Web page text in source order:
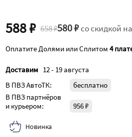
588 ₽ 658 ₽580 ₽со скидкой
Оплатите Долями или Сплитом4
Доставим 12 - 19 августа
В ПВЗ АвтоТК:
бесплатно
В ПВЗ партнёров
и курьером:
956 ₽
Новинка